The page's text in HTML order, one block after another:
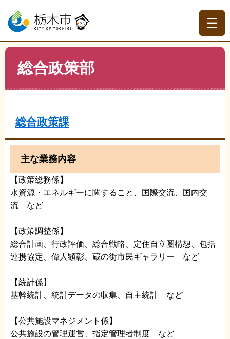
ー
の
先
ニ
ー
を
トップページ >組織でさがす
総合政策部
総合政策課
主な業務内容
【政策総務係】
水資源・エネルギーに関すること、国際交流、国内交
流 など
【政策調整係】
総合計画、行政評価、総合戦略、定住自立圏構想、包括
連携協定、偉人顕彰、蔵の街市民ギャラリー など
【統計係】
基幹統計、統計データの収集、自主統計 など
【公共施設マネジメント係】
公共施設の管理運営、指定管理者制度 など